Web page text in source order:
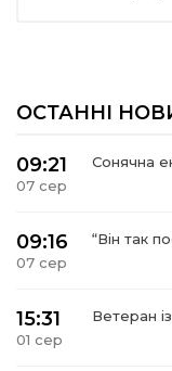
ОСТАННІ
09:21
07 сер
Сонячна
09:16
07 сер
“Він так
15:31
01 сер
Ветеран